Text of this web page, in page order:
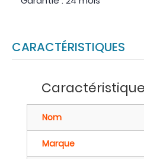
CARACTÉRISTIQUES
Nom
Marque